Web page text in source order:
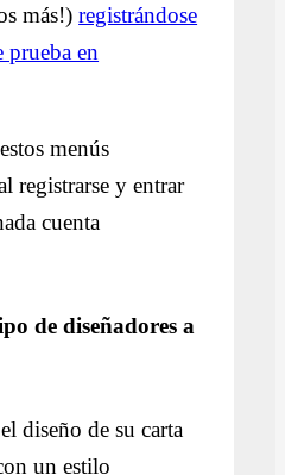
más!)registrándose
prueba en
menús
registrarse y entrar
cuenta
de diseñadores a
diseño de su carta
un estilo